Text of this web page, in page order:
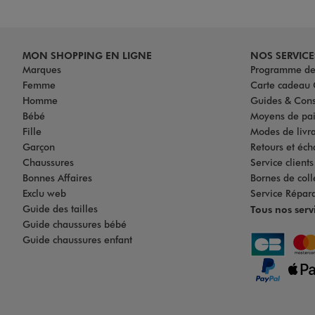
MON SHOPPING EN LIGNE
Marques
Femme
Homme
Bébé
Fille
Garçon
Chaussures
Bonnes Affaires
Exclu web
Guide des tailles
Guide chaussures bébé
Guide chaussures enfant
NOS
Programme
Carte cadeau
Guides &
Moyens de
Modes de
Retours et
Service
Bornes de
Service
Tous nos